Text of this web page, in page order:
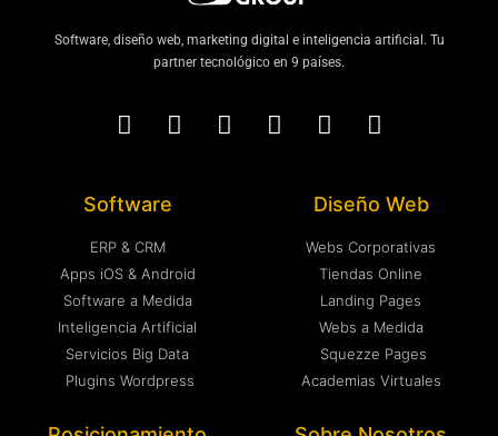
Software, diseño web, marketing digital e inteligencia artificial. Tu
partner tecnológico en 9 países.
Software
ERP & CRM
Apps iOS & Android
Software a Medida
Inteligencia Artificial
Servicios Big Data
Plugins Wordpress
Diseño Web
Webs Corporativas
Tiendas Online
Landing Pages
Webs a Medida
Squezze Pages
Academias Virtuales